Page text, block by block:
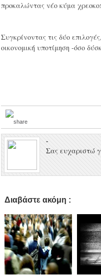
προκαλώντας νέο κύμα
Συγκρίνοντας τις δύο
οικονομική υποτίμηση -όσο
-
Σας ευχαριστώ
Διαβάστε ακόμη :